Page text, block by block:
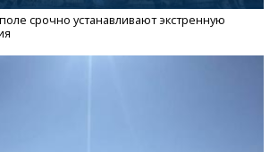
срочно устанавливают экстренную